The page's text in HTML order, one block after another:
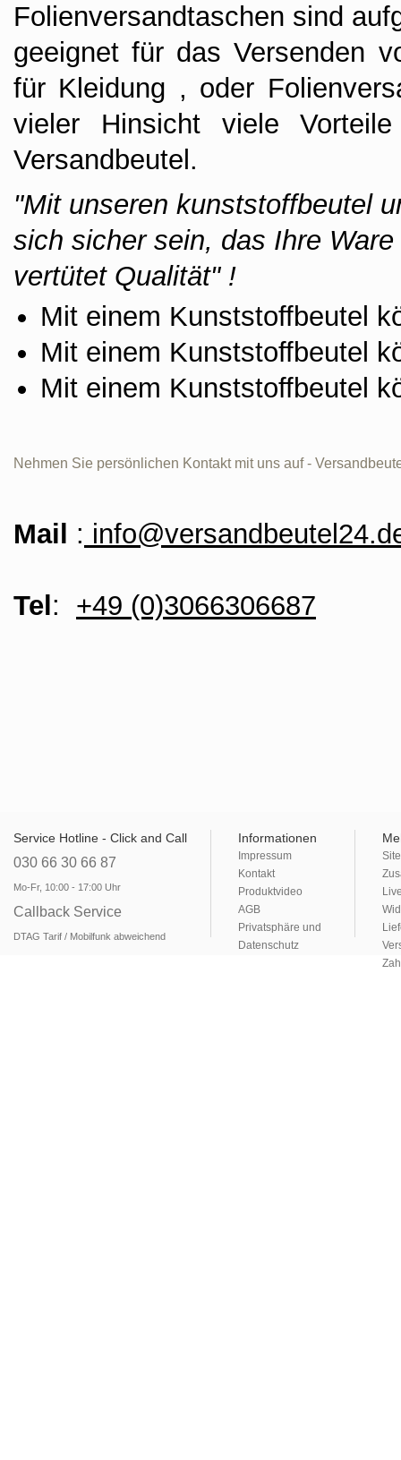
Folienversandtaschen sind
geeignet für das Versenden
für Kleidung , oder
vieler Hinsicht viele
Versandbeutel.
"Mit unseren kunststoffbeutel
sich sicher sein, das Ihre
vertütet Qualität" !
Mit einem Kunststoffbeutel
Mit einem Kunststoffbeutel
Mit einem Kunststoffbeutel
Nehmen Sie persönlichen Kontakt mit uns auf -
Mail :
Tel : +49 (0)3066306687
Service Hotline - Click and Call
030 66 30 66 87
Mo-Fr, 10:00 - 17:00 Uhr
Callback Service
DTAG Tarif / Mobilfunk abweichend
Informationen
Impressum
Kontakt
Produktvideo
AGB
Privatsphäre und
Datenschutz